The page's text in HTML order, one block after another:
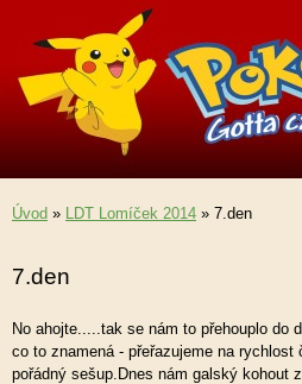
Úvod » LDT Lomíček 2014 » 7.den
7.den
No ahojte.....tak se nám to přehouplo do
co to znamená - přeřazujeme na rychlost
pořádný sešup.Dnes nám galský kohout